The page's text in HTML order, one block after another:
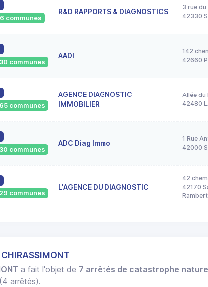
communes
R&D RAPPORTS & DIAGNOSTICS
3 rue
42330
communes
AADI
142
42660
communes
AGENCE DIAGNOSTIC
IMMOBILIER
Allée du
42480
communes
ADC Diag Immo
1 Rue
42000
communes
L'AGENCE DU DIAGNOSTIC
42
42170
Rambert
a fait l'objet de 7 arrêtés de catastrophe
(4 arrêtés).